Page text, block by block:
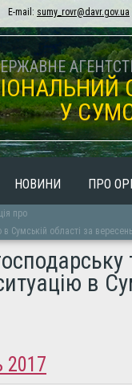
E-mail: sumy_rovr@davr.gov.ua
У
НОВИНИ ПРО
про
в Сумській області за
в
2017